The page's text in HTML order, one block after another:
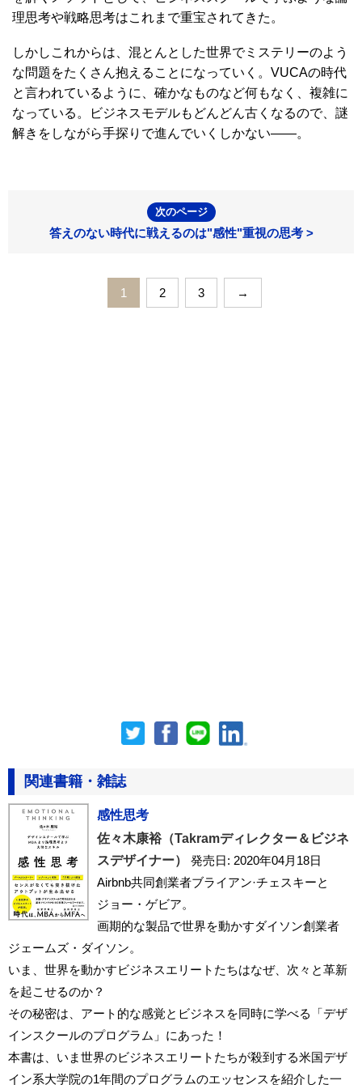
理思考や戦略思考はこれまで重宝されてきた。
しかしこれからは、混とんとした世界でミステリーのよう
な問題をたくさん抱えることになっていく。VUCAの時代
と言われているように、確かなものなど何もなく、複雑に
なっている。ビジネスモデルもどんどん古くなるので、謎
解きをしながら手探りで進んでいくしかない――。
次のページ
答えのない時代に戦えるのは"感性"重視の思考 >
1 2 3 →
関連書籍・雑誌
感性思考
佐々木康裕（Takramディレクター＆ビジネ
スデザイナー）
発売日: 2020年04月18日
Airbnb共同創業者ブライアン·チェスキーと
ジョー・ゲビア。
画期的な製品で世界を動かすダイソン創業者
ジェームズ・ダイソン。
いま、世界を動かすビジネスエリートたちはなぜ、次々と革新
を起こせるのか？
その秘密は、アート的な感覚とビジネスを同時に学べる「デザ
インスクールのプログラム」にあった！
本書は、いま世界のビジネスエリートたちが殺到する米国デザ
イン系大学院の1年間のプログラムのエッセンスを紹介した一